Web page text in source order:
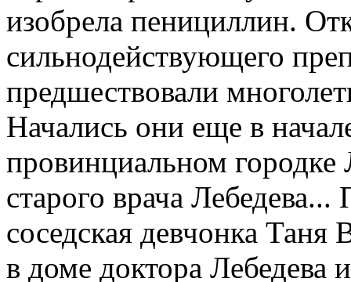
изобрела пенициллин.
сильнодействующего
предшествовали
Начались они еще в
провинциальном городке
старого врача
соседская девчонка Таня
в доме доктора Лебедева